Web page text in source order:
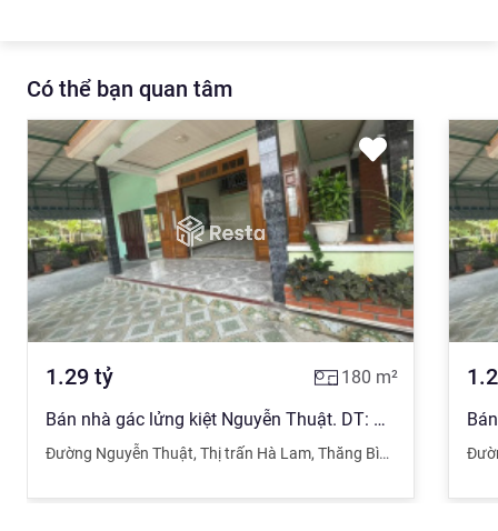
Có thể bạn quan tâm
1.29 tỷ 180 m²
Bán nhà gác lửng kiệt Nguyễn Thuật. DT: 180m2. Nhà còn mới căn. Dọn vào ở ngay. Giá 1,29 tỷ
Đường Nguyễn Thuật, Thị trấn Hà Lam, Thăng Bình Quảng Nam